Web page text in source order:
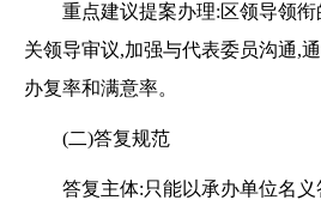
重点建议提案办理:区领导领
关领导审议,加强与代表委员沟通,
办复率和满意率。
(二)答复规范
答复主体:只能以承办单位名